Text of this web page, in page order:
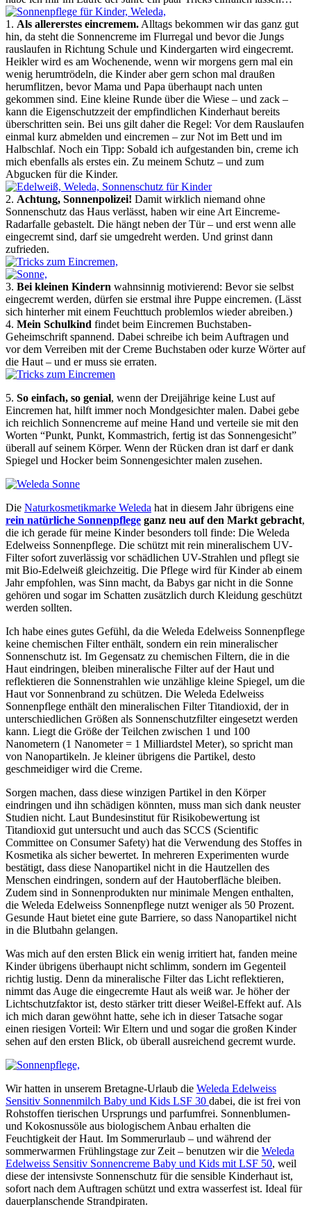
1. Als allererstes eincremem.Alltags bekommen wir das ganz gut
hin, da steht die Sonnencreme im Flurregal und bevor die Jungs
rauslaufen in Richtung Schule und Kindergarten wird eingecremt.
Heikler wird es am Wochenende, wenn wir morgens gern mal ein
wenig herumtrödeln, die Kinder aber gern schon mal draußen
herumflitzen, bevor Mama und Papa überhaupt nach unten
gekommen sind. Eine kleine Runde über die Wiese – und zack –
kann die Eigenschutzzeit der empfindlichen Kinderhaut bereits
überschritten sein. Bei uns gilt daher die Regel: Vor dem Rauslaufen
einmal kurz abmelden und eincremen – zur Not im Bett und im
Halbschlaf. Noch ein Tipp: Sobald ich aufgestanden bin, creme ich
mich ebenfalls als erstes ein. Zu meinem Schutz – und zum
Abgucken für die Kinder.
2. Achtung, Sonnenpolizei! Damit wirklich niemand ohne
Sonnenschutz das Haus verlässt, haben wir eine Art Eincreme-
Radarfalle gebastelt. Die hängt neben der Tür – und erst wenn alle
eingecremt sind, darf sie umgedreht werden. Und grinst dann
zufrieden.
3. Bei kleinen Kindern wahnsinnig motivierend: Bevor sie selbst
eingecremt werden, dürfen sie erstmal ihre Puppe eincremen. (Lässt
sich hinterher mit einem Feuchttuch problemlos wieder abreiben.)
4. Mein Schulkind findet beim Eincremen Buchstaben-
Geheimschrift spannend. Dabei schreibe ich beim Auftragen und
vor dem Verreiben mit der Creme Buchstaben oder kurze Wörter auf
die Haut – und er muss sie erraten.
5. So einfach, so genial, wenn der Dreijährige keine Lust auf
Eincremen hat, hilft immer noch Mondgesichter malen. Dabei gebe
ich reichlich Sonnencreme auf meine Hand und verteile sie mit den
Worten “Punkt, Punkt, Kommastrich, fertig ist das Sonnengesicht”
überall auf seinem Körper. Wenn der Rücken dran ist darf er dank
Spiegel und Hocker beim Sonnengesichter malen zusehen.
Die Naturkosmetikmarke Weleda hat in diesem Jahr übrigens eine
rein natürliche Sonnenpflege ganz neu auf den Markt gebracht,
die ich gerade für meine Kinder besonders toll finde: Die Weleda
Edelweiss Sonnenpflege. Die schützt mit rein mineralischem UV-
Filter sofort zuverlässig vor schädlichen UV-Strahlen und pflegt sie
mit Bio-Edelweiß gleichzeitig. Die Pflege wird für Kinder ab einem
Jahr empfohlen, was Sinn macht, da Babys gar nicht in die Sonne
gehören und sogar im Schatten zusätzlich durch Kleidung geschützt
werden sollten.
Ich habe eines gutes Gefühl, da die Weleda Edelweiss Sonnenpflege
keine chemischen Filter enthält, sondern ein rein mineralischer
Sonnenschutz ist. Im Gegensatz zu chemischen Filtern, die in die
Haut eindringen, bleiben mineralische Filter auf der Haut und
reflektieren die Sonnenstrahlen wie unzählige kleine Spiegel, um die
Haut vor Sonnenbrand zu schützen. Die Weleda Edelweiss
Sonnenpflege enthält den mineralischen Filter Titandioxid, der in
unterschiedlichen Größen als Sonnenschutzfilter eingesetzt werden
kann. Liegt die Größe der Teilchen zwischen 1 und 100
Nanometern (1 Nanometer = 1 Milliardstel Meter), so spricht man
von Nanopartikeln. Je kleiner übrigens die Partikel, desto
geschmeidiger wird die Creme.
Sorgen machen, dass diese winzigen Partikel in den Körper
eindringen und ihn schädigen könnten, muss man sich dank neuster
Studien nicht. Laut Bundesinstitut für Risikobewertung ist
Titandioxid gut untersucht und auch das SCCS (Scientific
Committee on Consumer Safety) hat die Verwendung des Stoffes in
Kosmetika als sicher bewertet. In mehreren Experimenten wurde
bestätigt, dass diese Nanopartikel nicht in die Hautzellen des
Menschen eindringen, sondern auf der Hautoberfläche bleiben.
Zudem sind in Sonnenprodukten nur minimale Mengen enthalten,
die Weleda Edelweiss Sonnenpflege nutzt weniger als 50 Prozent.
Gesunde Haut bietet eine gute Barriere, so dass Nanopartikel nicht
in die Blutbahn gelangen.
Was mich auf den ersten Blick ein wenig irritiert hat, fanden meine
Kinder übrigens überhaupt nicht schlimm, sondern im Gegenteil
richtig lustig. Denn da mineralische Filter das Licht reflektieren,
nimmt das Auge die eingecremte Haut als weiß war. Je höher der
Lichtschutzfaktor ist, desto stärker tritt dieser Weißel-Effekt auf. Als
ich mich daran gewöhnt hatte, sehe ich in dieser Tatsache sogar
einen riesigen Vorteil: Wir Eltern und und sogar die großen Kinder
sehen auf den ersten Blick, ob überall ausreichend gecremt wurde.
Wir hatten in unserem Bretagne-Urlaub die Weleda Edelweiss
Sensitiv Sonnenmilch Baby und Kids LSF 30 dabei, die ist frei von
Rohstoffen tierischen Ursprungs und parfumfrei. Sonnenblumen-
und Kokosnussöle aus biologischem Anbau erhalten die
Feuchtigkeit der Haut. Im Sommerurlaub – und während der
sommerwarmen Frühlingstage zur Zeit – benutzen wir die Weleda
Edelweiss Sensitiv Sonnencreme Baby und Kids mit LSF 50, weil
diese der intensivste Sonnenschutz für die sensible Kinderhaut ist,
sofort nach dem Auftragen schützt und extra wasserfest ist. Ideal für
dauerplanschende Strandpiraten.